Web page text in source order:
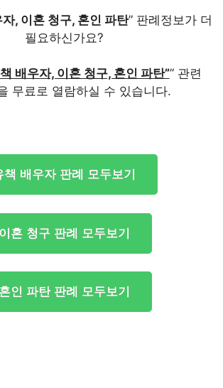
, 이혼 청구, 혼인 파탄” 판례정보가 더
필요하신가요?
배우자, 이혼 청구, 혼인 파탄”” 관련
무료로 열람하실 수 있습니다.
책 배우자 판례 모두보기
이혼 청구 판례 모두보기
혼인 파탄 판례 모두보기